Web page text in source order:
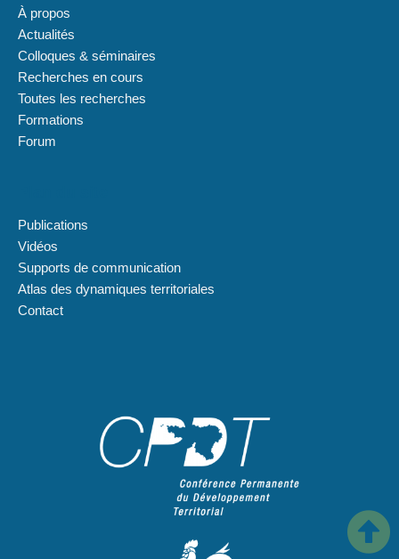
À propos
Actualités
Colloques & séminaires
Recherches en cours
Toutes les recherches
Formations
Forum
Publications
Vidéos
Supports de communication
Atlas des dynamiques territoriales
Contact